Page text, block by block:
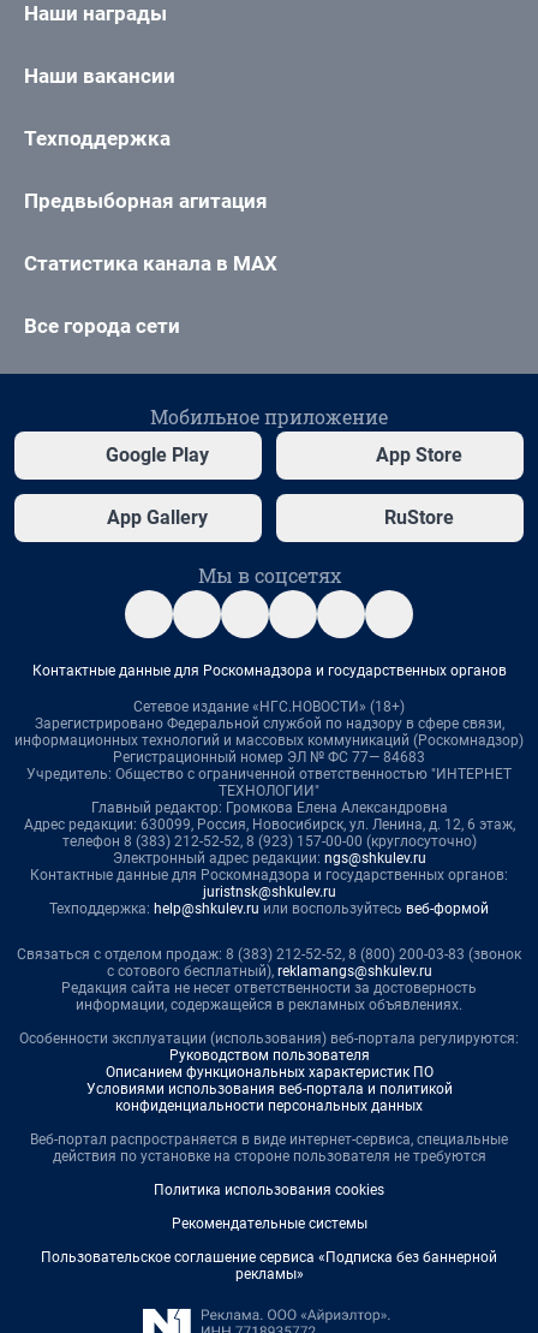
Наши награды
Наши вакансии
Техподдержка
Предвыборная агитация
Статистика канала в MAX
Все города сети
Мобильное приложение
Google Play App Store
App Gallery RuStore
Мы в соцсетях
Контактные данные для Роскомнадзора и государственных органов
Сетевое издание «НГС.НОВОСТИ» (18+)
Зарегистрировано Федеральной службой по надзору в сфере связи,
информационных технологий и массовых коммуникаций (Роскомнадзор)
Регистрационный номер ЭЛ № ФС 77— 84683
Учредитель: Общество с ограниченной ответственностью "ИНТЕРНЕТ
ТЕХНОЛОГИИ"
Главный редактор: Громкова Елена Александровна
Адрес редакции: 630099, Россия, Новосибирск, ул. Ленина, д. 12, 6 этаж,
телефон 8 (383) 212-52-52, 8 (923) 157-00-00 (круглосуточно)
Электронный адрес редакции: ngs@shkulev.ru
Контактные данные для Роскомнадзора и государственных органов:
juristnsk@shkulev.ru
Техподдержка: help@shkulev.ru или воспользуйтесь веб-формой
Связаться с отделом продаж: 8 (383) 212-52-52, 8 (800) 200-03-83 (звонок
с сотового бесплатный), reklamangs@shkulev.ru
Редакция сайта не несет ответственности за достоверность
информации, содержащейся в рекламных объявлениях.
Особенности эксплуатации (использования) веб-портала регулируются:
Руководством пользователя
Описанием функциональных характеристик ПО
Условиями использования веб-портала и политикой
конфиденциальности персональных данных
Веб-портал распространяется в виде интернет-сервиса, специальные
действия по установке на стороне пользователя не требуются
Политика использования cookies
Рекомендательные системы
Пользовательское соглашение сервиса «Подписка без баннерной
рекламы»